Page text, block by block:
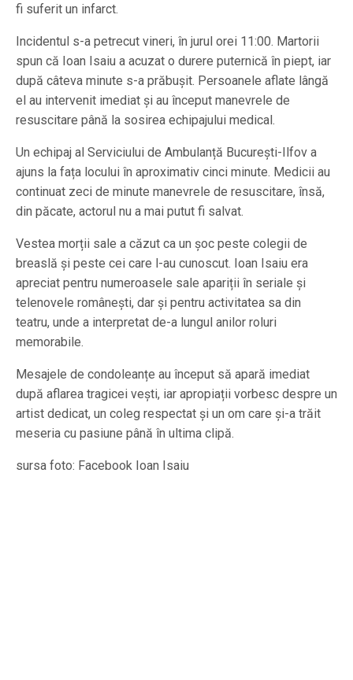
fi suferit un infarct.
Incidentul s-a petrecut vineri, în jurul orei 11:00. Martorii
spun că Ioan Isaiu a acuzat o durere puternică în piept, iar
după câteva minute s-a prăbușit. Persoanele aflate lângă
el au intervenit imediat și au început manevrele de
resuscitare până la sosirea echipajului medical.
Un echipaj al Serviciului de Ambulanță București-Ilfov a
ajuns la fața locului în aproximativ cinci minute. Medicii au
continuat zeci de minute manevrele de resuscitare, însă,
din păcate, actorul nu a mai putut fi salvat.
Vestea morții sale a căzut ca un șoc peste colegii de
breaslă și peste cei care l-au cunoscut. Ioan Isaiu era
apreciat pentru numeroasele sale apariții în seriale și
telenovele românești, dar și pentru activitatea sa din
teatru, unde a interpretat de-a lungul anilor roluri
memorabile.
Mesajele de condoleanțe au început să apară imediat
după aflarea tragicei vești, iar apropiații vorbesc despre un
artist dedicat, un coleg respectat și un om care și-a trăit
meseria cu pasiune până în ultima clipă.
sursa foto: Facebook Ioan Isaiu